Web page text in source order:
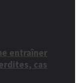
entraîner
cas